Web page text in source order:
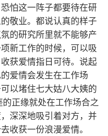
怕这一阵子都要待在研
敬业。都说认真的样子
的研究所里就不能够产
新工作的时候，可以吸
获爱情指日可待。说起
爱情会发生在工作场
以堵住七大姑八大姨的
正缘就处在工作场合之
深深地吸引着对方，并
收获一份浪漫爱情。